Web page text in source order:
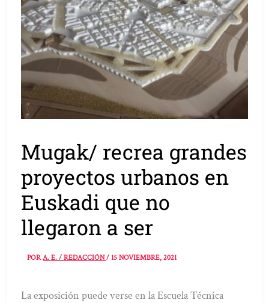
Mugak/ recrea grandes
proyectos urbanos en
Euskadi que no
llegaron a ser
PORA. E. / REDACCIÓN/15 NOVIEMBRE, 2021
La exposición puede verse en la Escuela Técnica